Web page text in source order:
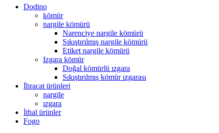
Dodino
kömür
nargile kömürü
Narenciye nargile kömürü
Sıkıştırılmış nargile kömürü
Etiket nargile kömürü
Izgara kömür
Doğal kömürlü ızgara
Sıkıştırılmış kömür ızgarası
İhracat ürünleri
nargile
ızgara
İthal ürünler
Fogo